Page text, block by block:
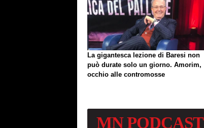
La gigantesca lezione di Baresi non
può durate solo un giorno. Amorim,
occhio alle contromosse
MNPODCAST